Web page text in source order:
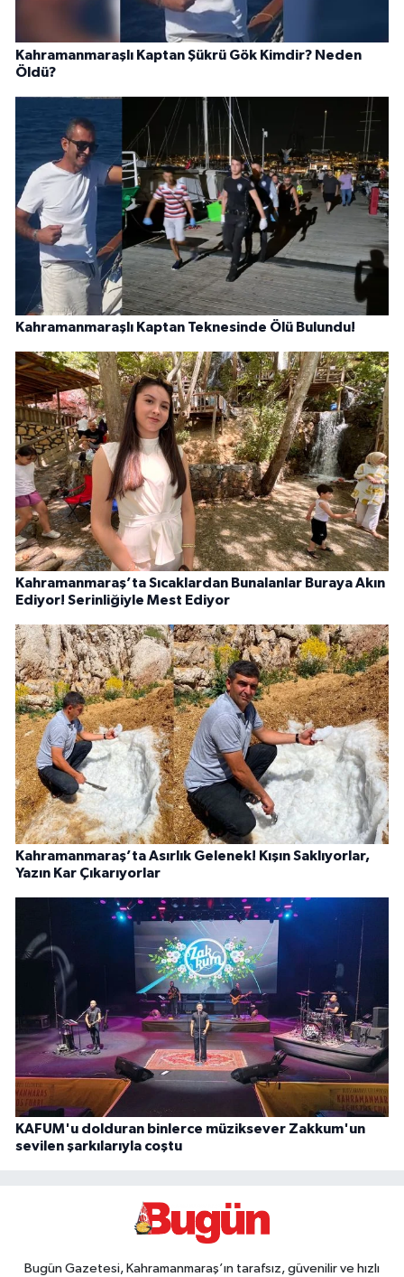
Kahramanmaraşlı Kaptan Şükrü Gök Kimdir? Neden
Öldü?
Kahramanmaraşlı Kaptan Teknesinde Ölü Bulundu!
Kahramanmaraş’ta Sıcaklardan Bunalanlar Buraya Akın
Ediyor! Serinliğiyle Mest Ediyor
Kahramanmaraş’ta Asırlık Gelenek! Kışın Saklıyorlar,
Yazın Kar Çıkarıyorlar
KAFUM'u dolduran binlerce müziksever Zakkum'un
sevilen şarkılarıyla coştu
Bugün Gazetesi, Kahramanmaraş’ın tarafsız, güvenilir ve hızlı